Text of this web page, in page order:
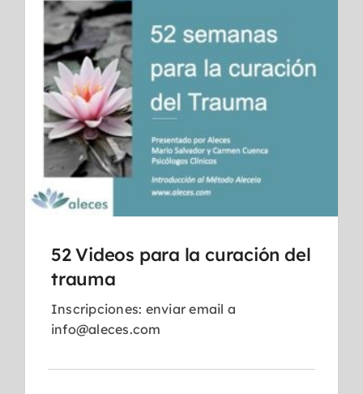
52 Videos para la curación del
trauma
Inscripciones: enviar email a
info@aleces.com